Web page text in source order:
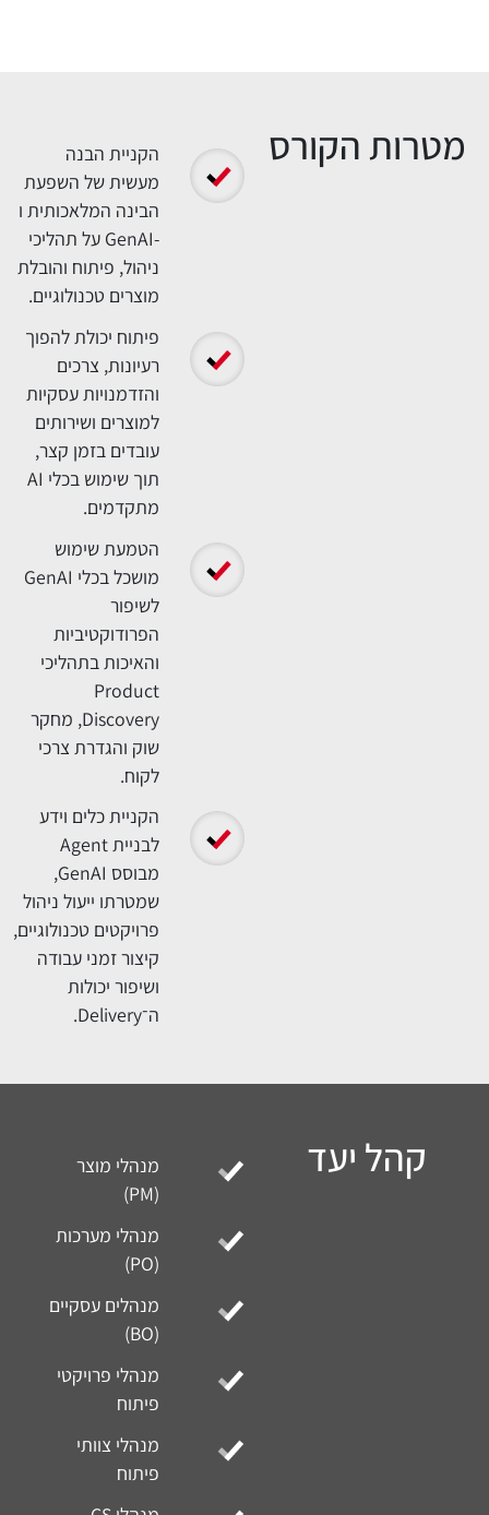
הקניית הבנה
מעשית של השפעת
הבינה המלאכותית ו
-GenAI על תהליכי
ניהול, פיתוח והובלת
מוצרים טכנולוגיים.
פיתוח יכולת להפוך
והזדמנויות עסקיות
עובדים בזמן קצר,
מתקדמים.
הטמעת שימוש
מושכל בכלי GenAI
הפרודוקטיביות
Product